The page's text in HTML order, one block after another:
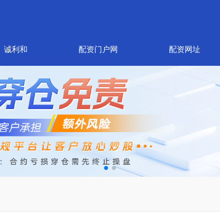
诚利和 配资门户网 配资网址